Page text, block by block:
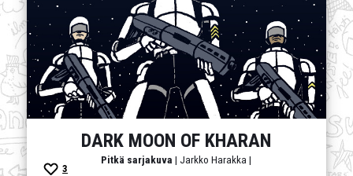
DARK MOON OF KHARAN
Pitkä sarjakuva | Jarkko Harakka |
3